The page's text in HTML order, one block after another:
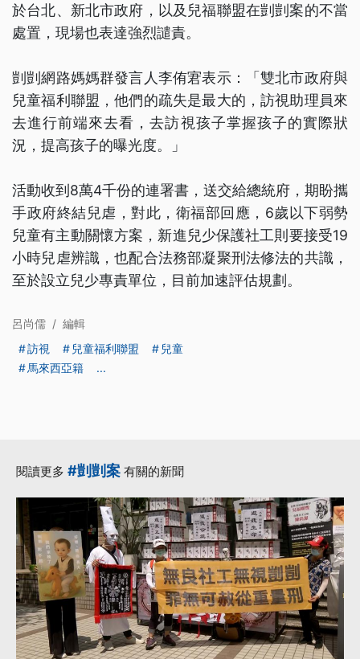
於台北、新北市政府，以及兒福聯盟在剴剴案的不當
處置，現場也表達強烈譴責。
剴剴網路媽媽群發言人李侑宭表示：「雙北市政府與
兒童福利聯盟，他們的疏失是最大的，訪視助理員來
去進行前端來去看，去訪視孩子掌握孩子的實際狀
況，提高孩子的曝光度。」
活動收到8萬4千份的連署書，送交給總統府，期盼攜
手政府終結兒虐，對此，衛福部回應，6歲以下弱勢
兒童有主動關懷方案，新進兒少保護社工則要接受19
小時兒虐辨識，也配合法務部凝聚刑法修法的共識，
至於設立兒少專責單位，目前加速評估規劃。
呂尚儒 / 編輯
訪視
兒童福利聯盟
兒童
馬來西亞籍
...
閱讀更多 #剴剴案 有關的新聞